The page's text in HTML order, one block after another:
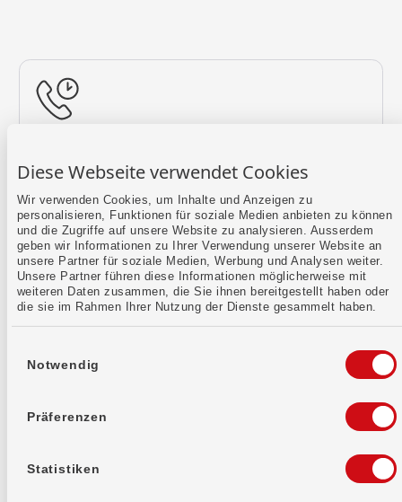
Diese Webseite verwendet Cookies
Wir verwenden Cookies, um Inhalte und Anzeigen zu
personalisieren, Funktionen für soziale Medien anbieten zu können
und die Zugriffe auf unsere Website zu analysieren. Ausserdem
geben wir Informationen zu Ihrer Verwendung unserer Website an
unsere Partner für soziale Medien, Werbung und Analysen weiter.
Unsere Partner führen diese Informationen möglicherweise mit
weiteren Daten zusammen, die Sie ihnen bereitgestellt haben oder
die sie im Rahmen Ihrer Nutzung der Dienste gesammelt haben.
Notwendig
Präferenzen
Statistiken
Mehr erfahren
Kontaktformular